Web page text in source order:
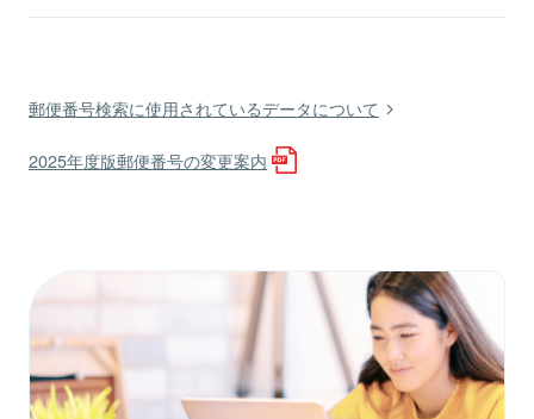
郵便番号検索に使用されているデータについて
2025年度版郵便番号の変更案内